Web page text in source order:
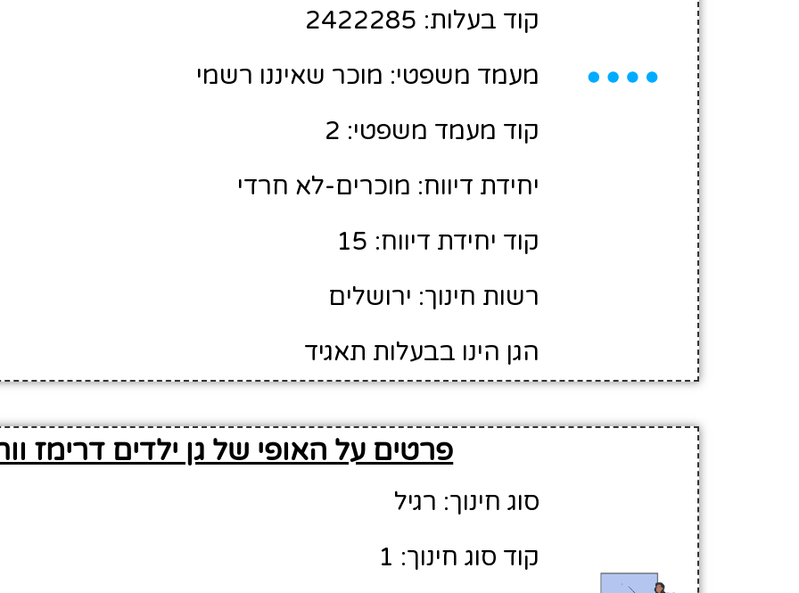
קוד בעלות: 2422285
מעמד משפטי: מוכר שאיננו רשמי
קוד מעמד משפטי: 2
יחידת דיווח: מוכרים-לא חרדי
קוד יחידת דיווח: 15
רשות חינוך: ירושלים
הגן הינו בבעלות תאגיד
פרטים על האופי של גן ילדים דרימז
סוג חינוך: רגיל
קוד סוג חינוך: 1